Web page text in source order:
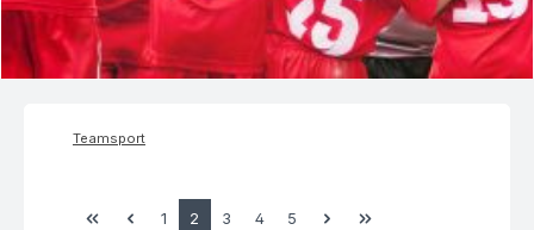
Teamsport
Seite
1 Seite
2 Seite
3 Seite
4 Seite
5